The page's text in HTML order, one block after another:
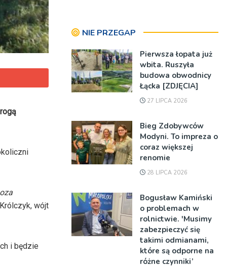
wójt
i będzie
NIE PRZEGAP
Pierwsza łopata już
wbita. Ruszyła
budowa obwodnicy
Łącka [ZDJĘCIA]
27 LIPCA 2026
Bieg Zdobywców
Modyni. To impreza o
coraz większej
renomie
28 LIPCA 2026
Bogusław Kamiński
o problemach w
rolnictwie. 'Musimy
zabezpieczyć się
takimi odmianami,
które są odporne na
różne czynniki’